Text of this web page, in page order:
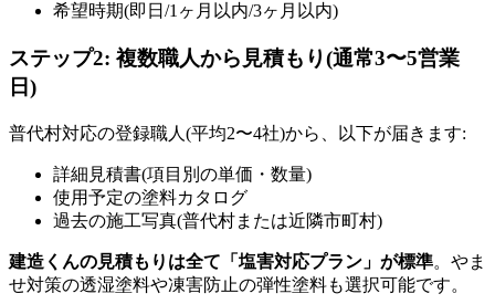
希望時期(即日/1ヶ月以内/3ヶ月以内)
ステップ2: 複数職人から見積もり(通常3〜5営業
日)
普代村対応の登録職人(平均2〜4社)から、以下が届きます:
詳細見積書(項目別の単価・数量)
使用予定の塗料カタログ
過去の施工写真(普代村または近隣市町村)
建造くんの見積もりは全て「塩害対応プラン」が標準。やま
せ対策の透湿塗料や凍害防止の弾性塗料も選択可能です。